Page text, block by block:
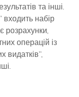
та інші.
набір
розрахунки,
операцій із
видатків”,